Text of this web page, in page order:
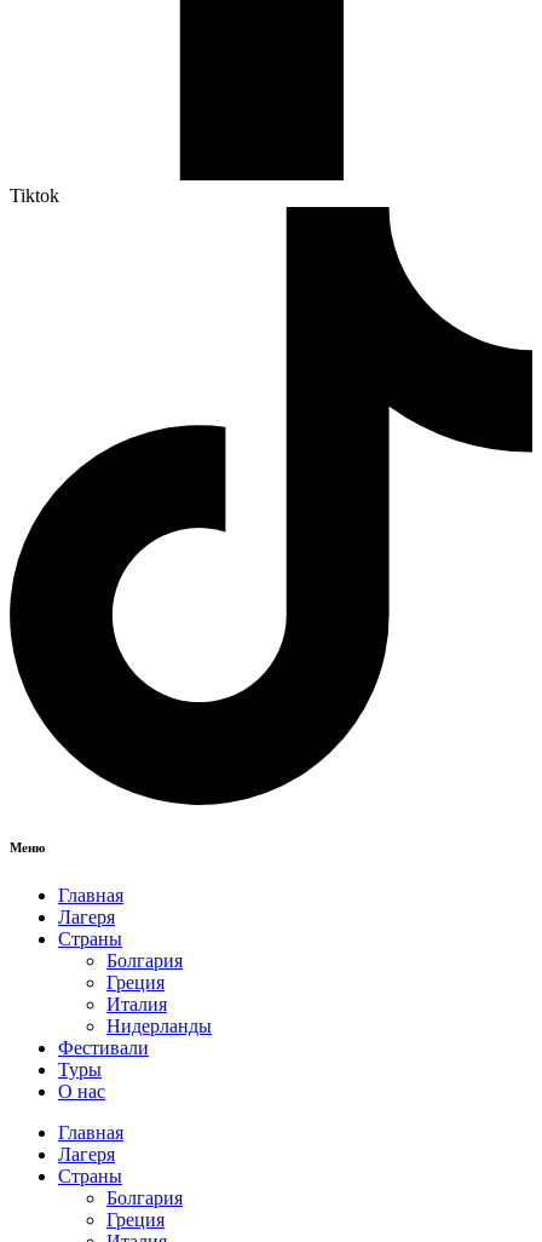
Tiktok
Меню
Главная
Лагеря
Страны
Болгария
Греция
Италия
Нидерланды
Фестивали
Туры
О нас
Главная
Лагеря
Страны
Болгария
Греция